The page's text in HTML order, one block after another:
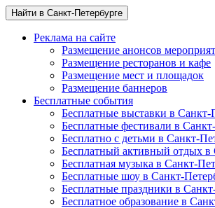
Найти в Санкт-Петербурге
Реклама на сайте
Размещение анонсов
Размещение ресторанов и кафе
Размещение мест и площадок
Размещение баннеров
Бесплатные события
Бесплатные выставки в Санкт-
Бесплатные фестивали в
Бесплатно с детьми в Санкт-
Бесплатный активный отдых в
Бесплатная музыка в Санкт-
Бесплатные шоу в Санкт-
Бесплатные праздники в
Бесплатное образование в